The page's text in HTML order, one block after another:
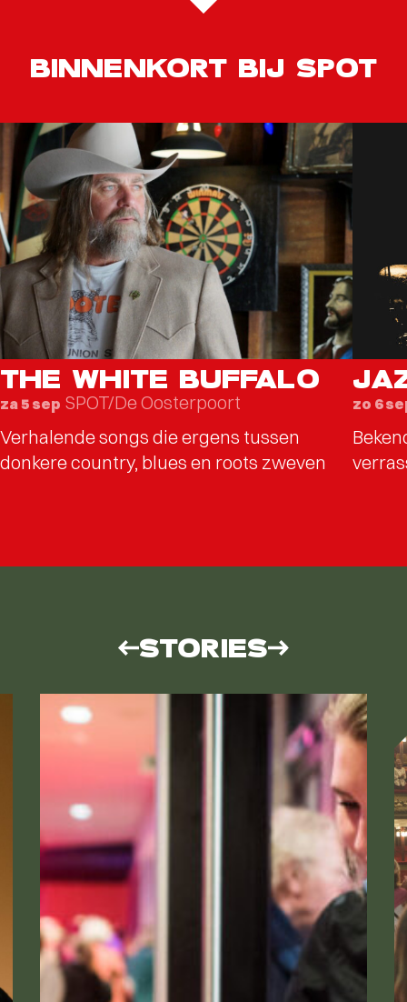
BINNENKORT BIJ SPOT
THE WHITE BUFFALO
za 5 sep SPOT/De Oosterpoort
Verhalende songs die ergens tussen
donkere country, blues en roots zweven
zo 6
STORIES